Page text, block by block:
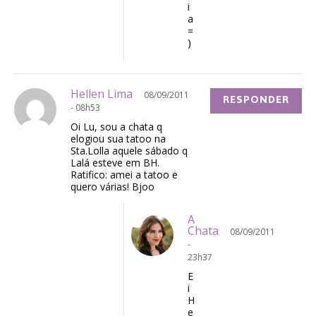
i
a
=
)
Hellen Lima
08/09/2011
- 08h53
Oi Lu, sou a chata q
elogiou sua tatoo na
Sta.Lolla aquele sábado q
Lalá esteve em BH.
Ratifico: amei a tatoo e
quero várias! Bjoo
RESPONDER
A
Chata
08/09/2011
-
23h37
E
i
H
e